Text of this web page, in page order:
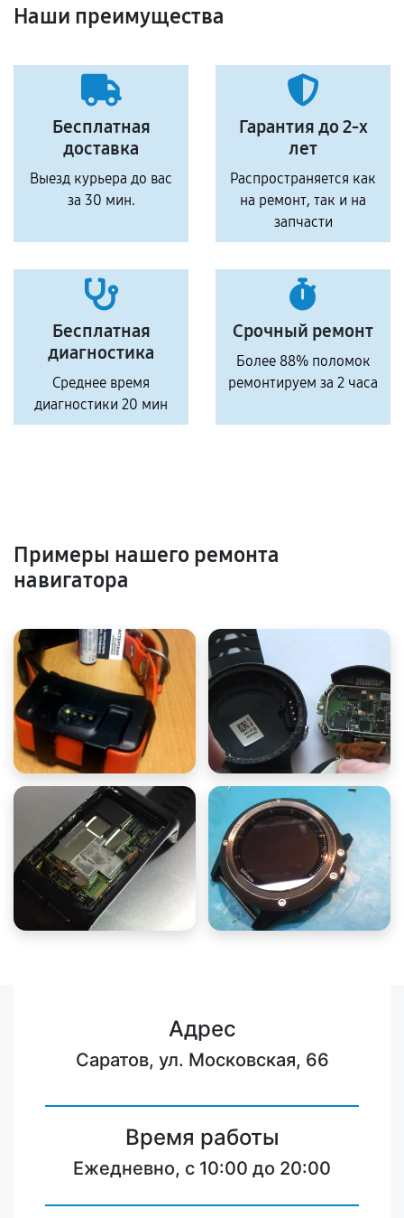
Наши преимущества
Бесплатная
доставка
Выезд курьера до вас
за 30 мин.
Гарантия до 2-х
лет
Распространяется как
на ремонт, так и на
запчасти
Бесплатная
диагностика
Среднее время
диагностики 20 мин
Срочный ремонт
Более 88% поломок
ремонтируем за 2 часа
Примеры нашего ремонта
навигатора
Адрес
Саратов, ул. Московская, 66
Время работы
Ежедневно, с 10:00 до 20:00